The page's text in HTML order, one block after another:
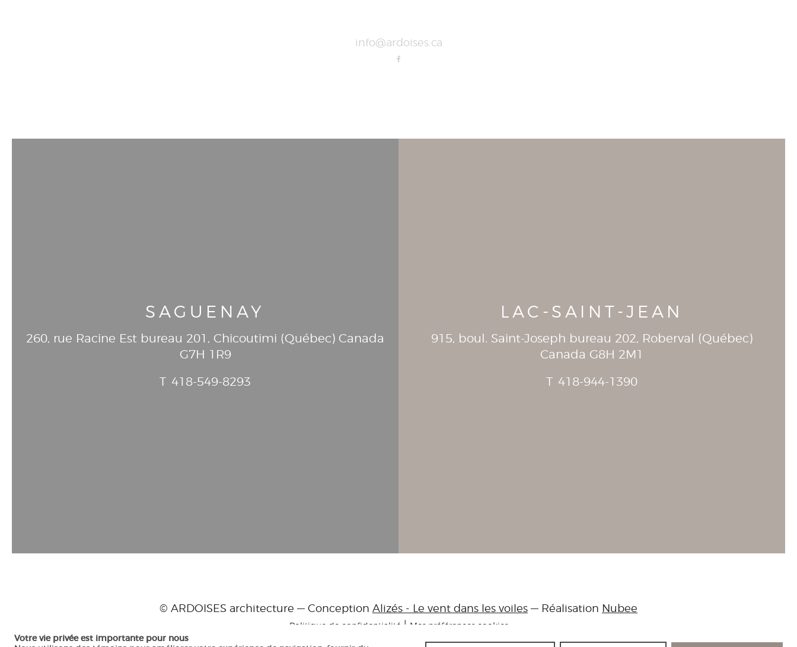
info@ardoises.ca
SAGUENAY
260, rue Racine Est bureau 201 , Chicoutimi (Québec) Canada
G7H 1R9
418-549-8293
LAC-SAINT-JEAN
915, boul. Saint-Joseph bureau 202, Roberval (Québec)
Canada G8H 2M1
418-944-1390
© ARDOISES architecture — Conception Alizés - Le vent dans les voiles — Réalisation Nubee
Politique de confidentialité | Mes préférences cookies
Votre vie privée est importante pour nous